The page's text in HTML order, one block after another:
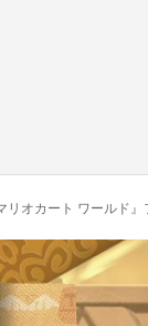
ド』フリーランの小ネタ】